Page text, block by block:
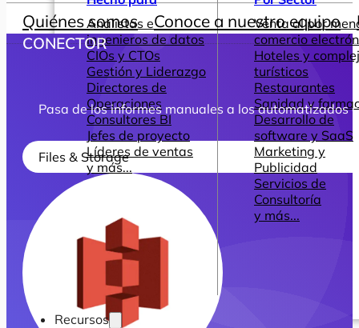
Analistas e
ingenieros de datos
CIOs y CTOs
Gestión y Liderazgo
Directores de
Operaciones
Consultores BI
Jefes de proyecto
Líderes de ventas
y más...
Venta al por
comercio
Hoteles y
turísticos
Restaurantes
Sanidad y
Desarrollo de
software y SaaS
Marketing y
Publicidad
Servicios de
Consultoría
y más...
Recursos
Quiénes somos Conoce a nuestro equipo
CONECTOR
Pasa de los informes manuales a los automatizados
Files & Storage